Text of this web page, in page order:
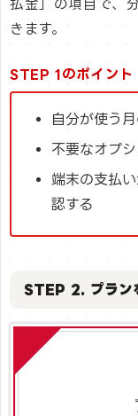
払金」の項目で、
きます。
STEP 1のポイント
自分が使う
不要なオプ
端末の支払
認する
STEP 2. プラン